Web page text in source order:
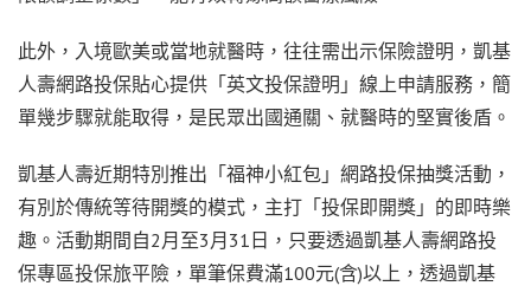
此外，入境歐美或當地就醫時，往往需出示保險證明，凱基
人壽網路投保貼心提供「英文投保證明」線上申請服務，簡
單幾步驟就能取得，是民眾出國通關、就醫時的堅實後盾。
凱基人壽近期特別推出「福神小紅包」網路投保抽獎活動，
有別於傳統等待開獎的模式，主打「投保即開獎」的即時樂
趣。活動期間自2月至3月31日，只要透過凱基人壽網路投
保專區投保旅平險，單筆保費滿100元(含)以上，透過凱基